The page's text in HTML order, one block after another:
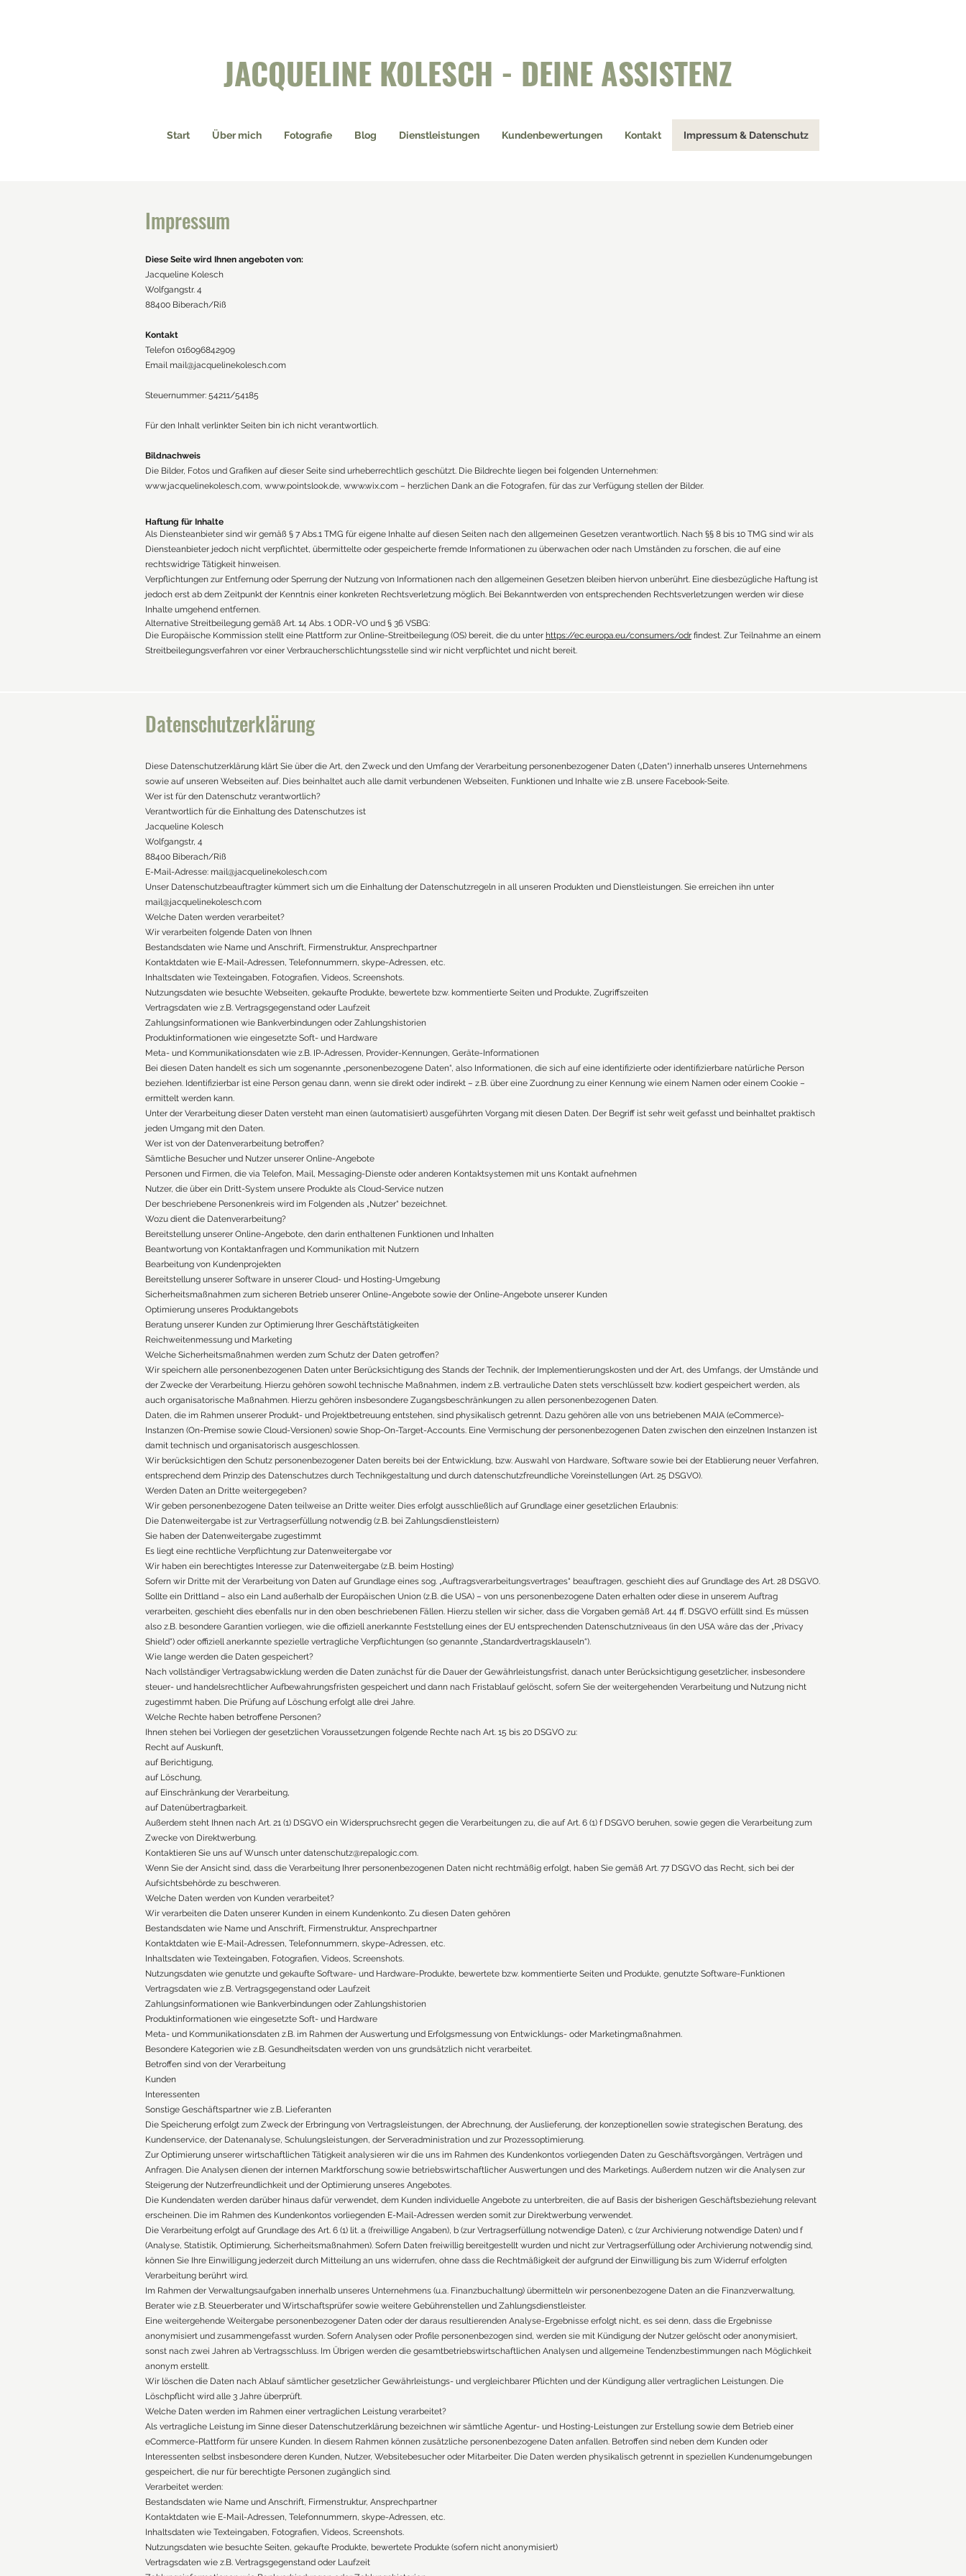
JACQUELINE KOLESCH - DEINE ASSISTENZ
Start Über mich Fotografie Blog Dienstleistungen Kundenbewertungen Kontakt Impressum & Datenschutz
Impressum
Diese Seite wird Ihnen angeboten von:
Jacqueline Kolesch
Wolfgangstr. 4
88400 Biberach/Riß
Kontakt
Telefon 016096842909
Email mail@jacquelinekolesch.com
Steuernummer: 54211/54185
Für den Inhalt verlinkter Seiten bin ich nicht verantwortlich.
Bildnachweis
Die Bilder, Fotos und Grafiken auf dieser Seite sind urheberrechtlich geschützt. Die Bildrechte liegen bei folgenden Unternehmen:
www.jacquelinekolesch,com, www.pointslook.de, www.wix.com – herzlichen Dank an die Fotografen, für das zur Verfügung stellen der Bilder.
Haftung für Inhalte
Als Diensteanbieter sind wir gemäß § 7 Abs.1 TMG für eigene Inhalte auf diesen Seiten nach den allgemeinen Gesetzen verantwortlich. Nach §§ 8 bis 10 TMG sind wir als
Diensteanbieter jedoch nicht verpflichtet, übermittelte oder gespeicherte fremde Informationen zu überwachen oder nach Umständen zu forschen, die auf eine
rechtswidrige Tätigkeit hinweisen.
Verpflichtungen zur Entfernung oder Sperrung der Nutzung von Informationen nach den allgemeinen Gesetzen bleiben hiervon unberührt. Eine diesbezügliche Haftung ist
jedoch erst ab dem Zeitpunkt der Kenntnis einer konkreten Rechtsverletzung möglich. Bei Bekanntwerden von entsprechenden Rechtsverletzungen werden wir diese
Inhalte umgehend entfernen.
Alternative Streitbeilegung gemäß Art. 14 Abs. 1 ODR-VO und § 36 VSBG:
Die Europäische Kommission stellt eine Plattform zur Online-Streitbeilegung (OS) bereit, die du unter https://ec.europa.eu/consumers/odr findest. Zur Teilnahme an einem
Streitbeilegungsverfahren vor einer Verbraucherschlichtungsstelle sind wir nicht verpflichtet und nicht bereit.
Datenschutzerklärung
Diese Datenschutzerklärung klärt Sie über die Art, den Zweck und den Umfang der Verarbeitung personenbezogener Daten („Daten“) innerhalb unseres Unternehmens
sowie auf unseren Webseiten auf. Dies beinhaltet auch alle damit verbundenen Webseiten, Funktionen und Inhalte wie z.B. unsere Facebook-Seite.
Wer ist für den Datenschutz verantwortlich?
Verantwortlich für die Einhaltung des Datenschutzes ist
Jacqueline Kolesch
Wolfgangstr, 4
88400 Biberach/Riß
E-Mail-Adresse: mail@jacquelinekolesch.com
Unser Datenschutzbeauftragter kümmert sich um die Einhaltung der Datenschutzregeln in all unseren Produkten und Dienstleistungen. Sie erreichen ihn unter
mail@jacquelinekolesch.com
Welche Daten werden verarbeitet?
Wir verarbeiten folgende Daten von Ihnen
Bestandsdaten wie Name und Anschrift, Firmenstruktur, Ansprechpartner
Kontaktdaten wie E-Mail-Adressen, Telefonnummern, skype-Adressen, etc.
Inhaltsdaten wie Texteingaben, Fotografien, Videos, Screenshots.
Nutzungsdaten wie besuchte Webseiten, gekaufte Produkte, bewertete bzw. kommentierte Seiten und Produkte, Zugriffszeiten
Vertragsdaten wie z.B. Vertragsgegenstand oder Laufzeit
Zahlungsinformationen wie Bankverbindungen oder Zahlungshistorien
Produktinformationen wie eingesetzte Soft- und Hardware
Meta- und Kommunikationsdaten wie z.B. IP-Adressen, Provider-Kennungen, Geräte-Informationen
Bei diesen Daten handelt es sich um sogenannte „personenbezogene Daten“, also Informationen, die sich auf eine identifizierte oder identifizierbare natürliche Person
beziehen. Identifizierbar ist eine Person genau dann, wenn sie direkt oder indirekt – z.B. über eine Zuordnung zu einer Kennung wie einem Namen oder einem Cookie –
ermittelt werden kann.
Unter der Verarbeitung dieser Daten versteht man einen (automatisiert) ausgeführten Vorgang mit diesen Daten. Der Begriff ist sehr weit gefasst und beinhaltet praktisch
jeden Umgang mit den Daten.
Wer ist von der Datenverarbeitung betroffen?
Sämtliche Besucher und Nutzer unserer Online-Angebote
Personen und Firmen, die via Telefon, Mail, Messaging-Dienste oder anderen Kontaktsystemen mit uns Kontakt aufnehmen
Nutzer, die über ein Dritt-System unsere Produkte als Cloud-Service nutzen
Der beschriebene Personenkreis wird im Folgenden als „Nutzer“ bezeichnet.
Wozu dient die Datenverarbeitung?
Bereitstellung unserer Online-Angebote, den darin enthaltenen Funktionen und Inhalten
Beantwortung von Kontaktanfragen und Kommunikation mit Nutzern
Bearbeitung von Kundenprojekten
Bereitstellung unserer Software in unserer Cloud- und Hosting-Umgebung
Sicherheitsmaßnahmen zum sicheren Betrieb unserer Online-Angebote sowie der Online-Angebote unserer Kunden
Optimierung unseres Produktangebots
Beratung unserer Kunden zur Optimierung Ihrer Geschäftstätigkeiten
Reichweitenmessung und Marketing
Welche Sicherheitsmaßnahmen werden zum Schutz der Daten getroffen?
Wir speichern alle personenbezogenen Daten unter Berücksichtigung des Stands der Technik, der Implementierungskosten und der Art, des Umfangs, der Umstände und
der Zwecke der Verarbeitung. Hierzu gehören sowohl technische Maßnahmen, indem z.B. vertrauliche Daten stets verschlüsselt bzw. kodiert gespeichert werden, als
auch organisatorische Maßnahmen. Hierzu gehören insbesondere Zugangsbeschränkungen zu allen personenbezogenen Daten.
Daten, die im Rahmen unserer Produkt- und Projektbetreuung entstehen, sind physikalisch getrennt. Dazu gehören alle von uns betriebenen MAIA (eCommerce)-
Instanzen (On-Premise sowie Cloud-Versionen) sowie Shop-On-Target-Accounts. Eine Vermischung der personenbezogenen Daten zwischen den einzelnen Instanzen ist
damit technisch und organisatorisch ausgeschlossen.
Wir berücksichtigen den Schutz personenbezogener Daten bereits bei der Entwicklung, bzw. Auswahl von Hardware, Software sowie bei der Etablierung neuer Verfahren,
entsprechend dem Prinzip des Datenschutzes durch Technikgestaltung und durch datenschutzfreundliche Voreinstellungen (Art. 25 DSGVO).
Werden Daten an Dritte weitergegeben?
Wir geben personenbezogene Daten teilweise an Dritte weiter. Dies erfolgt ausschließlich auf Grundlage einer gesetzlichen Erlaubnis:
Die Datenweitergabe ist zur Vertragserfüllung notwendig (z.B. bei Zahlungsdienstleistern)
Sie haben der Datenweitergabe zugestimmt
Es liegt eine rechtliche Verpflichtung zur Datenweitergabe vor
Wir haben ein berechtigtes Interesse zur Datenweitergabe (z.B. beim Hosting)
Sofern wir Dritte mit der Verarbeitung von Daten auf Grundlage eines sog. „Auftragsverarbeitungsvertrages“ beauftragen, geschieht dies auf Grundlage des Art. 28 DSGVO.
Sollte ein Drittland – also ein Land außerhalb der Europäischen Union (z.B. die USA) – von uns personenbezogene Daten erhalten oder diese in unserem Auftrag
verarbeiten, geschieht dies ebenfalls nur in den oben beschriebenen Fällen. Hierzu stellen wir sicher, dass die Vorgaben gemäß Art. 44 ff. DSGVO erfüllt sind. Es müssen
also z.B. besondere Garantien vorliegen, wie die offiziell anerkannte Feststellung eines der EU entsprechenden Datenschutzniveaus (in den USA wäre das der „Privacy
Shield“) oder offiziell anerkannte spezielle vertragliche Verpflichtungen (so genannte „Standardvertragsklauseln“).
Wie lange werden die Daten gespeichert?
Nach vollständiger Vertragsabwicklung werden die Daten zunächst für die Dauer der Gewährleistungsfrist, danach unter Berücksichtigung gesetzlicher, insbesondere
steuer- und handelsrechtlicher Aufbewahrungsfristen gespeichert und dann nach Fristablauf gelöscht, sofern Sie der weitergehenden Verarbeitung und Nutzung nicht
zugestimmt haben. Die Prüfung auf Löschung erfolgt alle drei Jahre.
Welche Rechte haben betroffene Personen?
Ihnen stehen bei Vorliegen der gesetzlichen Voraussetzungen folgende Rechte nach Art. 15 bis 20 DSGVO zu:
Recht auf Auskunft,
auf Berichtigung,
auf Löschung,
auf Einschränkung der Verarbeitung,
auf Datenübertragbarkeit.
Außerdem steht Ihnen nach Art. 21 (1) DSGVO ein Widerspruchsrecht gegen die Verarbeitungen zu, die auf Art. 6 (1) f DSGVO beruhen, sowie gegen die Verarbeitung zum
Zwecke von Direktwerbung.
Kontaktieren Sie uns auf Wunsch unter datenschutz@repalogic.com.
Wenn Sie der Ansicht sind, dass die Verarbeitung Ihrer personenbezogenen Daten nicht rechtmäßig erfolgt, haben Sie gemäß Art. 77 DSGVO das Recht, sich bei der
Aufsichtsbehörde zu beschweren.
Welche Daten werden von Kunden verarbeitet?
Wir verarbeiten die Daten unserer Kunden in einem Kundenkonto. Zu diesen Daten gehören
Bestandsdaten wie Name und Anschrift, Firmenstruktur, Ansprechpartner
Kontaktdaten wie E-Mail-Adressen, Telefonnummern, skype-Adressen, etc.
Inhaltsdaten wie Texteingaben, Fotografien, Videos, Screenshots.
Nutzungsdaten wie genutzte und gekaufte Software- und Hardware-Produkte, bewertete bzw. kommentierte Seiten und Produkte, genutzte Software-Funktionen
Vertragsdaten wie z.B. Vertragsgegenstand oder Laufzeit
Zahlungsinformationen wie Bankverbindungen oder Zahlungshistorien
Produktinformationen wie eingesetzte Soft- und Hardware
Meta- und Kommunikationsdaten z.B. im Rahmen der Auswertung und Erfolgsmessung von Entwicklungs- oder Marketingmaßnahmen.
Besondere Kategorien wie z.B. Gesundheitsdaten werden von uns grundsätzlich nicht verarbeitet.
Betroffen sind von der Verarbeitung
Kunden
Interessenten
Sonstige Geschäftspartner wie z.B. Lieferanten
Die Speicherung erfolgt zum Zweck der Erbringung von Vertragsleistungen, der Abrechnung, der Auslieferung, der konzeptionellen sowie strategischen Beratung, des
Kundenservice, der Datenanalyse, Schulungsleistungen, der Serveradministration und zur Prozessoptimierung.
Zur Optimierung unserer wirtschaftlichen Tätigkeit analysieren wir die uns im Rahmen des Kundenkontos vorliegenden Daten zu Geschäftsvorgängen, Verträgen und
Anfragen. Die Analysen dienen der internen Marktforschung sowie betriebswirtschaftlicher Auswertungen und des Marketings. Außerdem nutzen wir die Analysen zur
Steigerung der Nutzerfreundlichkeit und der Optimierung unseres Angebotes.
Die Kundendaten werden darüber hinaus dafür verwendet, dem Kunden individuelle Angebote zu unterbreiten, die auf Basis der bisherigen Geschäftsbeziehung relevant
erscheinen. Die im Rahmen des Kundenkontos vorliegenden E-Mail-Adressen werden somit zur Direktwerbung verwendet.
Die Verarbeitung erfolgt auf Grundlage des Art. 6 (1) lit. a (freiwillige Angaben), b (zur Vertragserfüllung notwendige Daten), c (zur Archivierung notwendige Daten) und f
(Analyse, Statistik, Optimierung, Sicherheitsmaßnahmen). Sofern Daten freiwillig bereitgestellt wurden und nicht zur Vertragserfüllung oder Archivierung notwendig sind,
können Sie Ihre Einwilligung jederzeit durch Mitteilung an uns widerrufen, ohne dass die Rechtmäßigkeit der aufgrund der Einwilligung bis zum Widerruf erfolgten
Verarbeitung berührt wird.
Im Rahmen der Verwaltungsaufgaben innerhalb unseres Unternehmens (u.a. Finanzbuchaltung) übermitteln wir personenbezogene Daten an die Finanzverwaltung,
Berater wie z.B. Steuerberater und Wirtschaftsprüfer sowie weitere Gebührenstellen und Zahlungsdienstleister.
Eine weitergehende Weitergabe personenbezogener Daten oder der daraus resultierenden Analyse-Ergebnisse erfolgt nicht, es sei denn, dass die Ergebnisse
anonymisiert und zusammengefasst wurden. Sofern Analysen oder Profile personenbezogen sind, werden sie mit Kündigung der Nutzer gelöscht oder anonymisiert,
sonst nach zwei Jahren ab Vertragsschluss. Im Übrigen werden die gesamtbetriebswirtschaftlichen Analysen und allgemeine Tendenzbestimmungen nach Möglichkeit
anonym erstellt.
Wir löschen die Daten nach Ablauf sämtlicher gesetzlicher Gewährleistungs- und vergleichbarer Pflichten und der Kündigung aller vertraglichen Leistungen. Die
Löschpflicht wird alle 3 Jahre überprüft.
Welche Daten werden im Rahmen einer vertraglichen Leistung verarbeitet?
Als vertragliche Leistung im Sinne dieser Datenschutzerklärung bezeichnen wir sämtliche Agentur- und Hosting-Leistungen zur Erstellung sowie dem Betrieb einer
eCommerce-Plattform für unsere Kunden. In diesem Rahmen können zusätzliche personenbezogene Daten anfallen. Betroffen sind neben dem Kunden oder
Interessenten selbst insbesondere deren Kunden, Nutzer, Websitebesucher oder Mitarbeiter. Die Daten werden physikalisch getrennt in speziellen Kundenumgebungen
gespeichert, die nur für berechtigte Personen zugänglich sind.
Verarbeitet werden:
Bestandsdaten wie Name und Anschrift, Firmenstruktur, Ansprechpartner
Kontaktdaten wie E-Mail-Adressen, Telefonnummern, skype-Adressen, etc.
Inhaltsdaten wie Texteingaben, Fotografien, Videos, Screenshots.
Nutzungsdaten wie besuchte Seiten, gekaufte Produkte, bewertete Produkte (sofern nicht anonymisiert)
Vertragsdaten wie z.B. Vertragsgegenstand oder Laufzeit